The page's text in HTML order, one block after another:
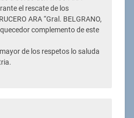
el rescate de los
ARA “Gral. BELGRANO,
complemento de este
de los respetos lo saluda